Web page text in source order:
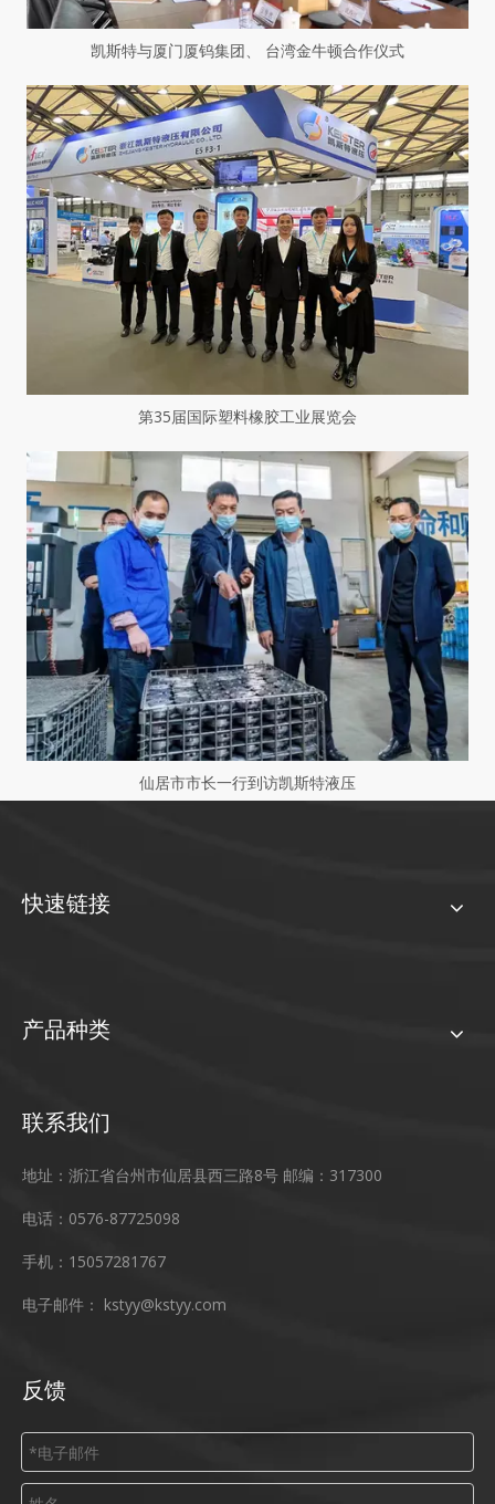
凯斯特与厦门厦钨集团、 台湾金牛顿合作仪式
第35届国际塑料橡胶工业展览会
仙居市市长一行到访凯斯特液压
快速链接
产品种类
联系我们
地址：浙江省台州市仙居县西三路8号 邮编：317300
电话：0576-87725098
手机：15057281767
电子邮件： kstyy@kstyy.com
反馈